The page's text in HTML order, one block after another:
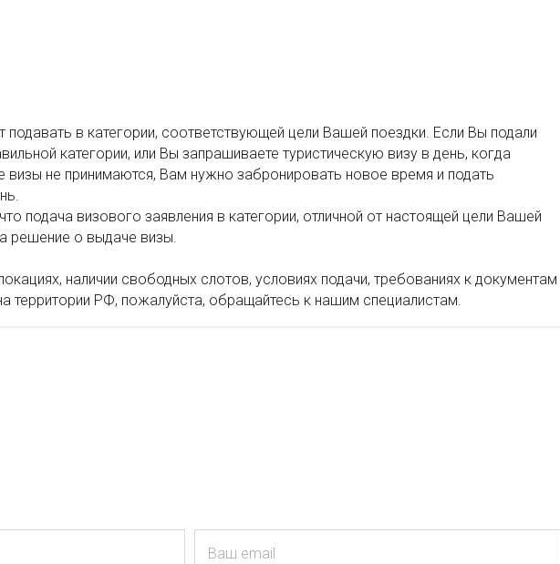
подавать в категории, соответствующей цели Вашей поездки. Если Вы подали
категории, или Вы запрашиваете туристическую визу в день, когда
визы не принимаются, Вам нужно забронировать новое время и подать
подача визового заявления в категории, отличной от настоящей цели Вашей
решение о выдаче визы.
наличии свободных слотов, условиях подачи, требованиях к документам
территории РФ, пожалуйста, обращайтесь к нашим специалистам.
Ваш email